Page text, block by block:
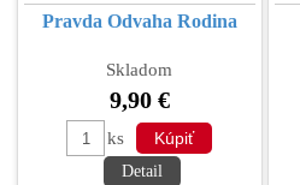
Pravda Odvaha Rodina
Skladom
9,90 €
ks
Detail